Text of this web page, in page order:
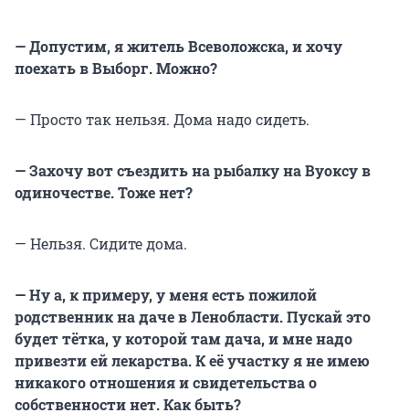
— Допустим, я житель Всеволожска, и хочу
поехать в Выборг. Можно?
— Просто так нельзя. Дома надо сидеть.
— Захочу вот съездить на рыбалку на Вуоксу в
одиночестве. Тоже нет?
— Нельзя. Сидите дома.
— Ну а, к примеру, у меня есть пожилой
родственник на даче в Ленобласти. Пускай это
будет тётка, у которой там дача, и мне надо
привезти ей лекарства. К её участку я не имею
никакого отношения и свидетельства о
собственности нет. Как быть?